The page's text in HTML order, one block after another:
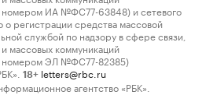
номером ИА №ФС77-63848) и сетевого
о регистрации средства массовой
службой по надзору в сфере связи,
массовых коммуникаций
номером ЭЛ №ФС77-82385)
18+ letters@rbc.ru
агентство «РБК».